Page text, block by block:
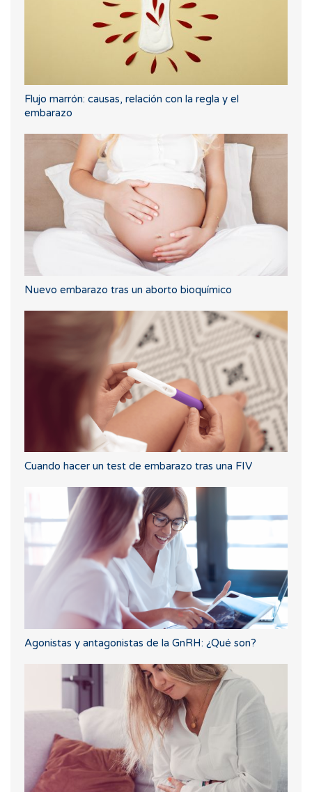
Flujo marrón: causas, relación con la regla y el
embarazo
Nuevo embarazo tras un aborto bioquímico
Cuando hacer un test de embarazo tras una FIV
Agonistas y antagonistas de la GnRH: ¿Qué son?